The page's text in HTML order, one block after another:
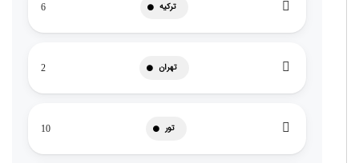
ترکیه 6
تهران 2
تور 10